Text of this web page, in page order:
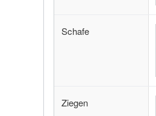
Schafe
Ziegen